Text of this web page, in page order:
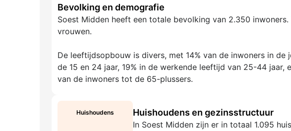
Bevolking en demografie
Soest Midden heeft een totale bevolking van 2.350 inwoners.
vrouwen.
De leeftijdsopbouw is divers, met 14% van de inwoners in de
de 15 en 24 jaar, 19% in de werkende leeftijd van 25-44 jaar,
van de inwoners tot de 65-plussers.
Huishoudens Huishoudens en gezinsstructuur
In Soest Midden zijn er in totaal 1.095